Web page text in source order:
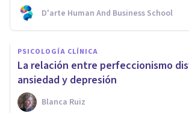
D'arte Human And Business School
PSICOLOGÍA CLÍNICA
La relación entre perfeccionismo
ansiedad y depresión
Blanca Ruiz